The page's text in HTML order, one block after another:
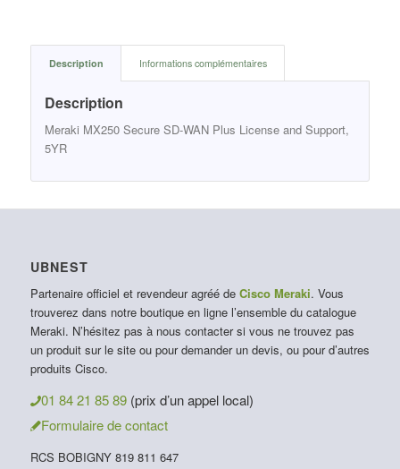
Description Informations complémentaires
Description
Meraki MX250 Secure SD-WAN Plus License and Support,
5YR
UBNEST
Partenaire officiel et revendeur agréé de Cisco Meraki. Vous
trouverez dans notre boutique en ligne l’ensemble du catalogue
Meraki. N’hésitez pas à nous contacter si vous ne trouvez pas
un produit sur le site ou pour demander un devis, ou pour d’autres
produits Cisco.
01 84 21 85 89 (prix d’un appel local)
Formulaire de contact
RCS BOBIGNY 819 811 647